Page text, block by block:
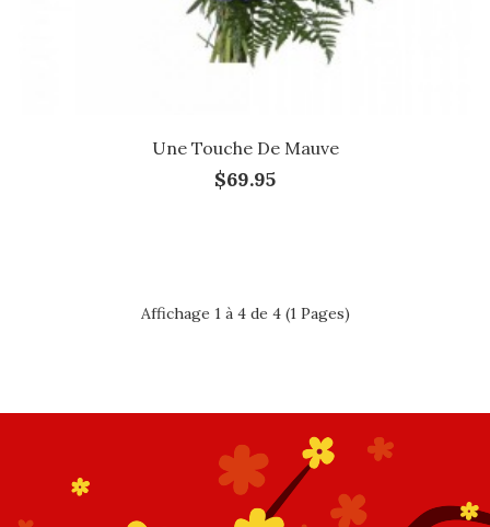
Une Touche De Mauve
$69.95
Affichage 1 à 4 de 4 (1 Pages)